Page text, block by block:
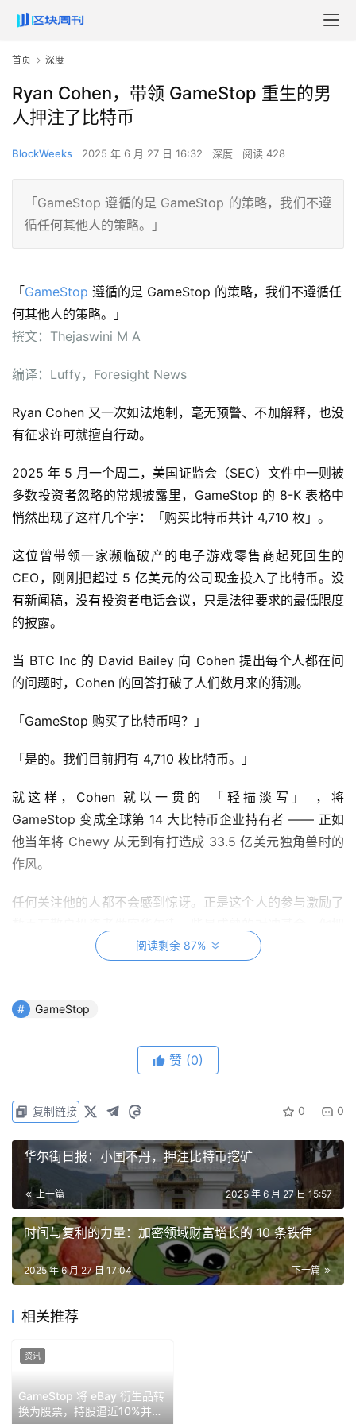
首页 深度
Ryan Cohen，带领 GameStop 重生的男
人押注了比特币
BlockWeeks 2025 年 6 月 27 日 16:32 深度 阅读 428
「GameStop 遵循的是 GameStop 的策略，我们不遵
循任何其他人的策略。」
「GameStop 遵循的是 GameStop 的策略，我们不遵循任
何其他人的策略。」
撰文：Thejaswini M A
编译：Luffy，Foresight News
Ryan Cohen 又一次如法炮制，毫无预警、不加解释，也没
有征求许可就擅自行动。
2025 年 5 月一个周二，美国证监会（SEC）文件中一则被
多数投资者忽略的常规披露里，GameStop 的 8-K 表格中
悄然出现了这样几个字：「购买比特币共计 4,710 枚」。
这位曾带领一家濒临破产的电子游戏零售商起死回生的
CEO，刚刚把超过 5 亿美元的公司现金投入了比特币。没
有新闻稿，没有投资者电话会议，只是法律要求的最低限度
的披露。
当 BTC Inc 的 David Bailey 向 Cohen 提出每个人都在问
的问题时，Cohen 的回答打破了人们数月来的猜测。
「GameStop 购买了比特币吗？」
「是的。我们目前拥有 4,710 枚比特币。」
就这样，Cohen 就以一贯的 「轻描淡写」 ，将
GameStop 变成全球第 14 大比特币企业持有者 —— 正如
他当年将 Chewy 从无到有打造成 33.5 亿美元独角兽时的
作风。
任何关注他的人都不会感到惊讶。正是这个人的参与激励了
一家许多所谓专家认为注定要失败的公司，变成了一家颠覆
Cohen 从一名在网上销售宠物食品的大学辍学生，到成为
新型企业战略的缔造者，他的人生之路始于佛罗里达州的一
从辍学少年到商业颠覆者
Ryan Cohen 的创业启蒙早在他达到法定驾驶年龄之前就开
始了。
Cohen 1986 年出生于蒙特利尔，母亲是教师，父亲 Ted
Cohen 则经营着一家玻璃器皿进口公司。他年幼时，全家
开始经营自己的生意，从各种电商网站收取推荐费。
到 16 岁时，他的业务范围已从简单的推荐扩展到更有条理
时，他已深谙电子商务的本质。
阅读剩余 87%
GameStop
赞 (0)
0 0
复制链接
华尔街日报：小国不丹，押注比特币挖矿
上一篇 2025 年 6 月 27 日 15:57
时间与复利的力量：加密领域财富增长的 10 条铁律
下一篇
2025 年 6 月 27 日 17:04
相关推荐
GameStop 将 eBay 衍生品转
换为股票，持股逼近10%并获
资讯